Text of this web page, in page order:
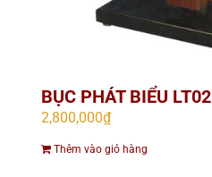
BỤC PHÁT BIỂU LT02
2,800,000₫
Thêm vào giỏ hàng